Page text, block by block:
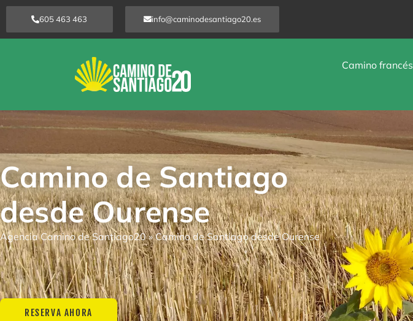
contenido
605 463 463 info@caminodesantiago20.es
Camino francés
Camino de Santiago
desde Ourense
Agencia Camino de Santiago20»Camino de Santiago desde Ourense
RESERVA AHORA